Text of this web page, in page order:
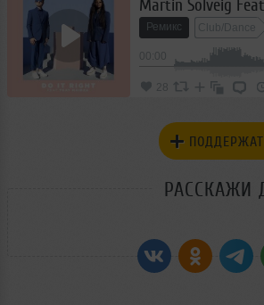
Ремикс Club/Dance
28
РАССКАЖИ